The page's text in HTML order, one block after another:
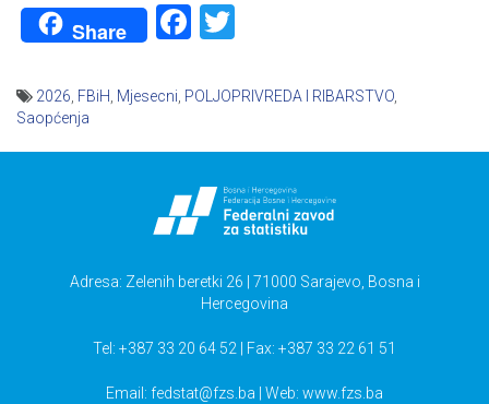
Share Facebook
2026 FBiH Mjesecni POLJOPRIVREDA I RIBARSTVO
Saopćenja
Adresa: Zelenih beretki 26 | 71000 Sarajevo, Bosna i
Hercegovina
Tel: +387 33 20 64 52 | Fax: +387 33 22 61 51
Email: fedstat@fzs.ba | Web: www.fzs.ba